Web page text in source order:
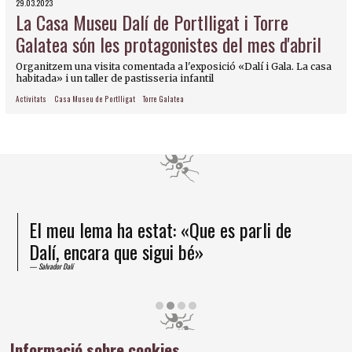
29.03.2023
La Casa Museu Dalí de Portlligat i Torre
Galatea són les protagonistes del mes d'abril
Organitzem una visita comentada a l'exposició «Dalí i Gala. La casa
habitada» i un taller de pastisseria infantil
Activitats Casa Museu de Portlligat Torre Galatea
El meu lema ha estat: «Que es parli de
Dalí, encara que sigui bé»
Salvador Dalí